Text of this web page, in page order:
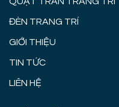
ĐÈN TRANG TRÍ
GIỚI THIỆU
TIN TỨC
LIÊN HỆ